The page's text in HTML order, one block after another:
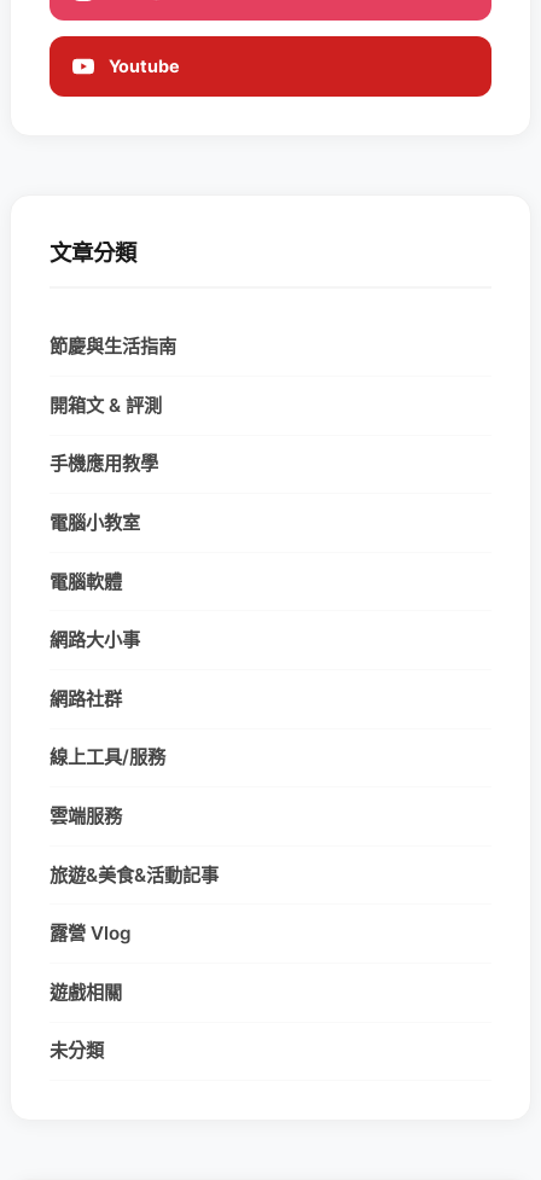
Youtube
文章分類
節慶與生活指南
開箱文 & 評測
手機應用教學
電腦小教室
電腦軟體
網路大小事
網路社群
線上工具/服務
雲端服務
旅遊&美食&活動記事
露營 Vlog
遊戲相關
未分類